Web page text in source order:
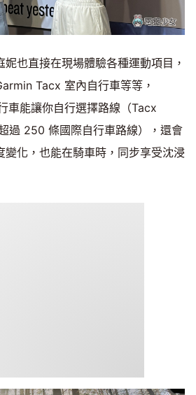
也直接在現場體驗各種運動項目，
Tacx 室內自行車等等，
車能讓你自行選擇路線（Tacx
過 250 條國際自行車路線），還會
變化，也能在騎車時，同步享受沈浸